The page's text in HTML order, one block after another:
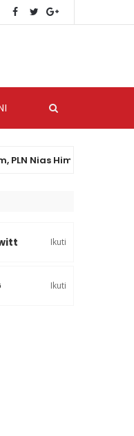
Himbau Masyarakat
Ikuti
Ikuti